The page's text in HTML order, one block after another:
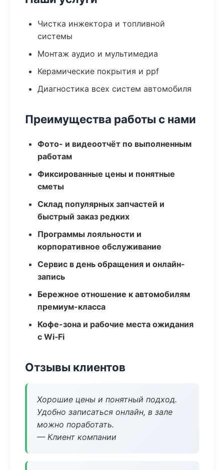
Чистка инжектора и топливной
системы
Монтаж аудио и мультимедиа
Керамические покрытия и ppf
Диагностика всех систем автомобиля
Преимущества работы с нами
Фото- и видеоотчёт по выполненным
работам
Фиксированные цены и понятные
сметы
Склад популярных запчастей и
быстрый заказ редких
Программы лояльности и
корпоративное обслуживание
Сервис в день обращения и онлайн-
запись
Бережное отношение к автомобилям
премиум-класса
Кофе-зона и рабочие места ожидания
с Wi‑Fi
Отзывы клиентов
Хорошие цены и понятный подход.
Удобно записаться онлайн, в зале
можно поработать.
— Клиент компании